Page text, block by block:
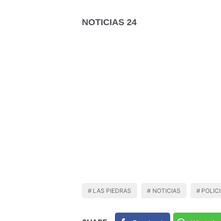
NOTICIAS 24
LAS PIEDRAS NOTICIAS